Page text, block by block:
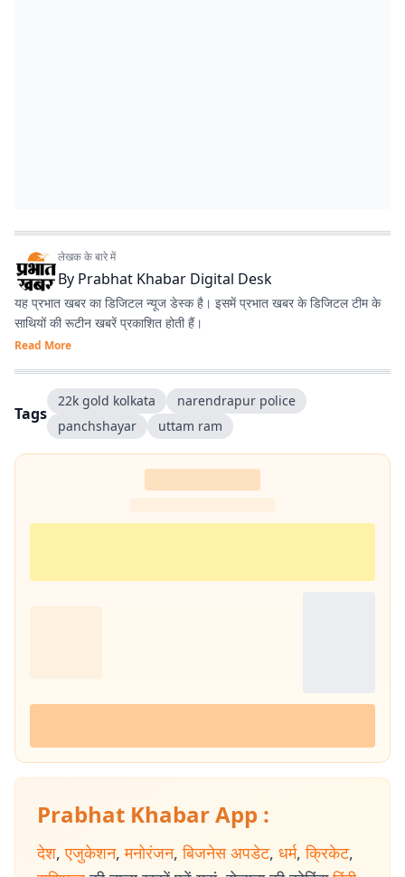
लेखक के बारे में
By Prabhat Khabar Digital Desk
यह प्रभात खबर का डिजिटल न्यूज डेस्क है। इसमें प्रभात खबर के डिजिटल टीम के
साथियों की रूटीन खबरें प्रकाशित होती हैं।
Read More
Tags
22k gold kolkata
narendrapur police
panchshayar
uttam ram
Prabhat Khabar App :
देश, एजुकेशन, मनोरंजन, बिजनेस अपडेट, धर्म, क्रिकेट,